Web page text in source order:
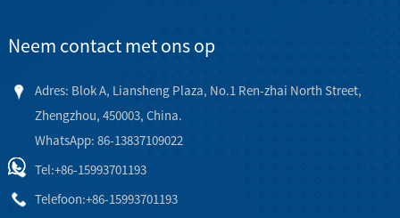
Neem contact met ons op
Adres: Blok A, Liansheng Plaza, No.1 Ren-zhai North Street,
Zhengzhou, 450003, China.
WhatsApp: 86-13837109022
Tel:+86-15993701193
Telefoon:+86-15993701193